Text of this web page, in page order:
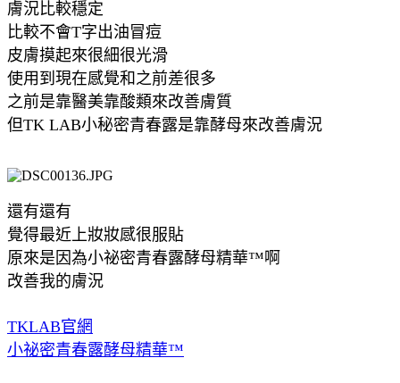
膚況比較穩定
比較不會T字出油冒痘
皮膚摸起來很細很光滑
使用到現在感覺和之前差很多
之前是靠醫美靠酸類來改善膚質
但TK LAB小秘密青春露是靠酵母來改善膚況
還有還有
覺得最近上妝妝感很服貼
原來是因為小祕密青春露酵母精華™啊
改善我的膚況
TKLAB官網
小祕密青春露酵母精華™